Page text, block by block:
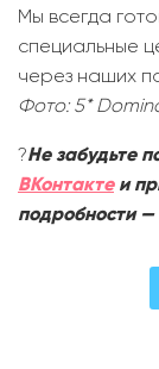
Мы всегда
специальные
через наших
Фото: 5*
?Не забудьте
ВКонтактеи
подробности —